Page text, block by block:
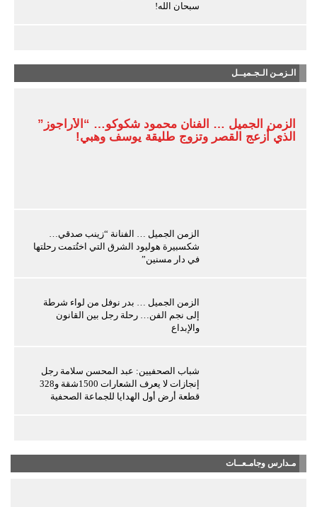
سبحان الله!
الـزمـن الـجـميــل
الزمن الجميل … الفنان محمود شكوكو… “الأراجوز”
الذي أزعج القصر وتزوج طليقة يوسف وهبي!
الزمن الجميل … الفنانة “زينب صدقي…
شكسبيرة هوليود الشرق التي اختُتمت رحلتها
في دار مسنين”
الزمن الجميل … بدر نوفل من لواء شرطة
إلى نجم الفن… رحلة رجل بين القانون
والإبداع
شباب الصحفيين: عبد المحسن سلامة رجل
إنجازات لا يعرف الشعارات 1500شقة و328
قطعة أرض أول الهدايا للجماعة الصحفية
مـدارس وجامـعــات